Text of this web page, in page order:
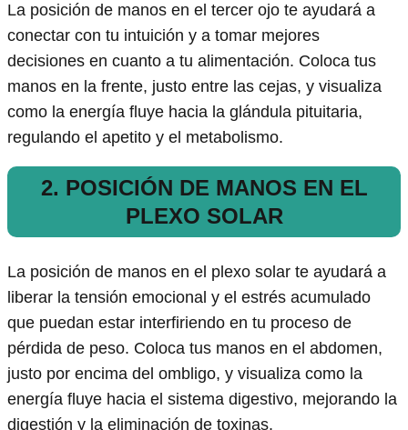
La posición de manos en el tercer ojo te ayudará a
conectar con tu intuición y a tomar mejores
decisiones en cuanto a tu alimentación. Coloca tus
manos en la frente, justo entre las cejas, y visualiza
como la energía fluye hacia la glándula pituitaria,
regulando el apetito y el metabolismo.
2. POSICIÓN DE MANOS EN EL
PLEXO SOLAR
La posición de manos en el plexo solar te ayudará a
liberar la tensión emocional y el estrés acumulado
que puedan estar interfiriendo en tu proceso de
pérdida de peso. Coloca tus manos en el abdomen,
justo por encima del ombligo, y visualiza como la
energía fluye hacia el sistema digestivo, mejorando la
digestión y la eliminación de toxinas.